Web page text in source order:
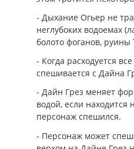
- Дыхание Огьер не
неглубоких водоемах
болото фоганов,
- Когда расходуется
спешивается с Дайна
- Дайн Грез меняет
водой, если находится
персонаж спешился.
- Персонаж может